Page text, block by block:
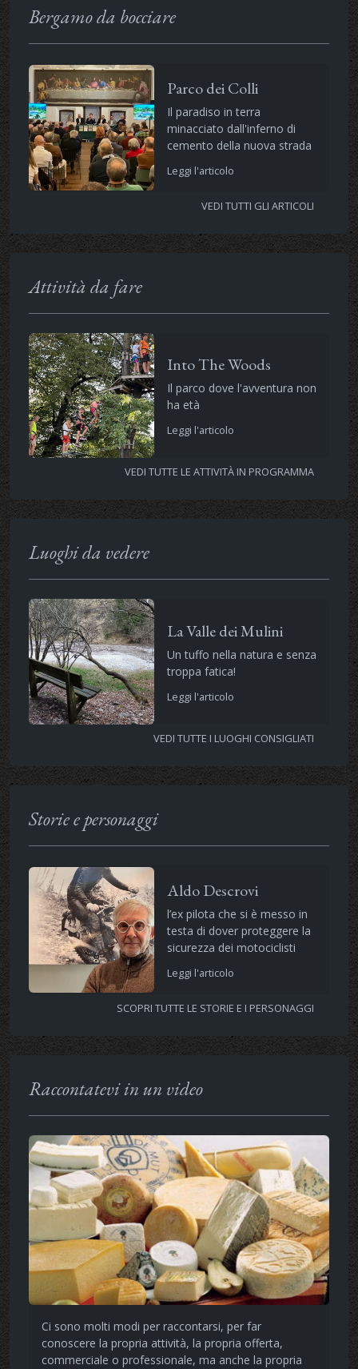
Bergamo da bocciare
Parco dei Colli
Il paradiso in terra
minacciato dall'inferno di
cemento della nuova strada
Leggi l'articolo
VEDI TUTTI GLI ARTICOLI
Attività da fare
Into The Woods
Il parco dove l'avventura non
ha età
Leggi l'articolo
VEDI TUTTE LE ATTIVITÀ IN PROGRAMMA
Luoghi da vedere
La Valle dei Mulini
Un tuffo nella natura e senza
troppa fatica!
Leggi l'articolo
VEDI TUTTE I LUOGHI CONSIGLIATI
Storie e personaggi
Aldo Descrovi
l’ex pilota che si è messo in
testa di dover proteggere la
sicurezza dei motociclisti
Leggi l'articolo
SCOPRI TUTTE LE STORIE E I PERSONAGGI
Raccontatevi in un video
Ci sono molti modi per raccontarsi, per far
conoscere la propria attività, la propria offerta,
commerciale o professionale, ma anche la propria